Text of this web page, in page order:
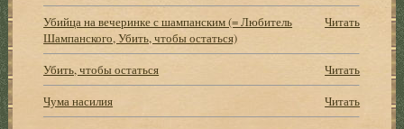
Убийца на вечеринке с шампанским (= Любитель
Шампанского, Убить, чтобы остаться)
Читать
Убить, чтобы остаться
Читать
Чума насилия
Читать